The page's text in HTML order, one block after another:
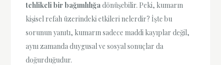
tehlikeli bir bağımlılığadönüşebilir. Peki, kumarın
kişisel refah üzerindeki etkileri nelerdir? İşte bu
sorunun yanıtı, kumarın sadece maddi kayıplar değil,
aynı zamanda duygusal ve sosyal sonuçlar da
doğurduğudur.